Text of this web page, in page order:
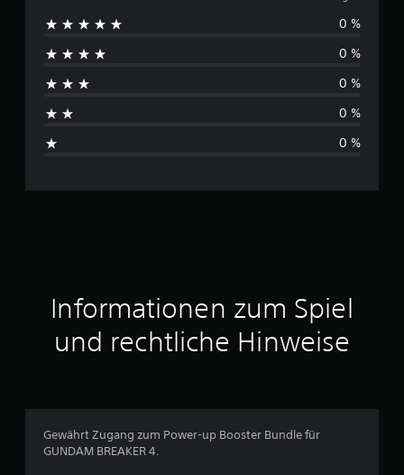
n
e
B
w
t
u
g
0 %
0 %
0 %
0 %
0 %
Informationen zum Spiel
und rechtliche Hinweise
Gewährt Zugang zum Power-up Booster Bundle für
GUNDAM BREAKER 4.